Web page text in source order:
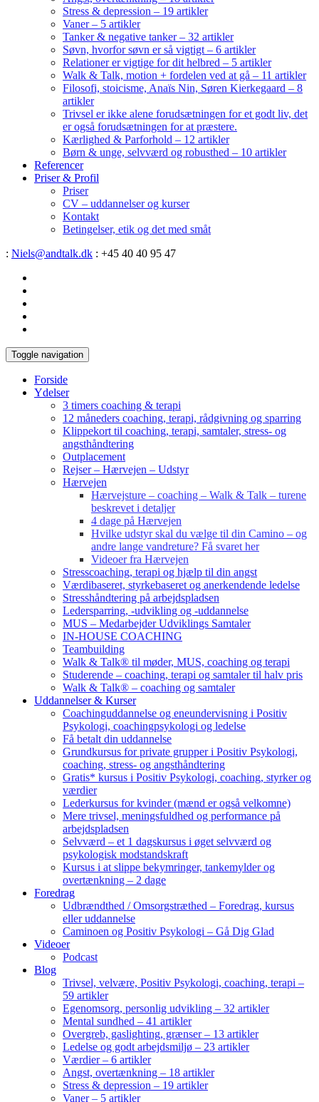
Stress & depression – 19 artikler
Vaner – 5 artikler
Tanker & negative tanker – 32 artikler
Søvn, hvorfor søvn er så vigtigt – 6 artikler
Relationer er vigtige for dit helbred – 5 artikler
Walk & Talk, motion + fordelen ved at gå – 11 artikler
Filosofi, stoicisme, Anaïs Nin, Søren Kierkegaard – 8
artikler
Trivsel er ikke alene forudsætningen for et godt liv, det
er også forudsætningen for at præstere.
Kærlighed & Parforhold – 12 artikler
Børn & unge, selvværd og robusthed – 10 artikler
Referencer
Priser & Profil
Priser
CV – uddannelser og kurser
Kontakt
Betingelser, etik og det med småt
: Niels@andtalk.dk : +45 40 40 95 47
Toggle navigation
Forside
Ydelser
3 timers coaching & terapi
12 måneders coaching, terapi, rådgivning og sparring
Klippekort til coaching, terapi, samtaler, stress- og
angsthåndtering
Outplacement
Rejser – Hærvejen – Udstyr
Hærvejen
Hærvejsture – coaching – Walk & Talk – turene
beskrevet i detaljer
4 dage på Hærvejen
Hvilke udstyr skal du vælge til din Camino – og
andre lange vandreture? Få svaret her
Videoer fra Hærvejen
Stresscoaching, terapi og hjælp til din angst
Værdibaseret, styrkebaseret og anerkendende ledelse
Stresshåndtering på arbejdspladsen
Ledersparring, -udvikling og -uddannelse
MUS – Medarbejder Udviklings Samtaler
IN-HOUSE COACHING
Teambuilding
Walk & Talk® til møder, MUS, coaching og terapi
Studerende – coaching, terapi og samtaler til halv pris
Walk & Talk® – coaching og samtaler
Uddannelser & Kurser
Coachinguddannelse og eneundervisning i Positiv
Psykologi, coachingpsykologi og ledelse
Få betalt din uddannelse
Grundkursus for private grupper i Positiv Psykologi,
coaching, stress- og angsthåndtering
Gratis* kursus i Positiv Psykologi, coaching, styrker og
værdier
Lederkursus for kvinder (mænd er også velkomne)
Mere trivsel, meningsfuldhed og performance på
arbejdspladsen
Selvværd – et 1 dagskursus i øget selvværd og
psykologisk modstandskraft
Kursus i at slippe bekymringer, tankemylder og
overtænkning – 2 dage
Foredrag
Udbrændthed / Omsorgstræthed – Foredrag, kursus
eller uddannelse
Caminoen og Positiv Psykologi – Gå Dig Glad
Videoer
Podcast
Blog
Trivsel, velvære, Positiv Psykologi, coaching, terapi –
59 artikler
Egenomsorg, personlig udvikling – 32 artikler
Mental sundhed – 41 artikler
Overgreb, gaslighting, grænser – 13 artikler
Ledelse og godt arbejdsmiljø – 23 artikler
Værdier – 6 artikler
Angst, overtænkning – 18 artikler
Stress & depression – 19 artikler
Vaner – 5 artikler